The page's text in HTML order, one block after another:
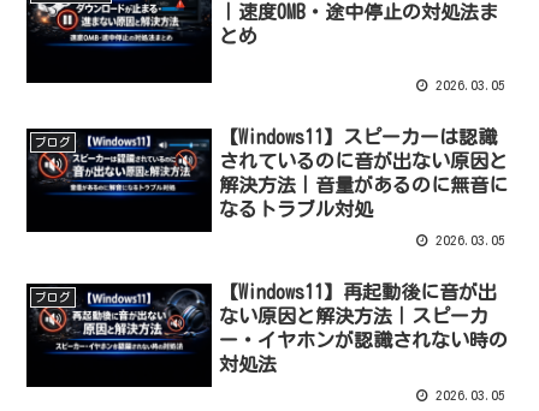
｜速度0MB・途中停止の対処法ま
とめ
2026.03.05
ブログ
【Windows11】スピーカーは認識
されているのに音が出ない原因と
解決方法｜音量があるのに無音に
なるトラブル対処
2026.03.05
ブログ
【Windows11】再起動後に音が出
ない原因と解決方法｜スピーカ
ー・イヤホンが認識されない時の
対処法
2026.03.05